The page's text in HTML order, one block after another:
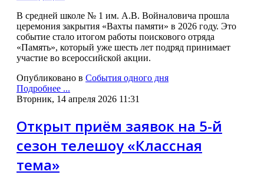
В средней школе № 1 им. А.В. Войналовича прошла
церемония закрытия «Вахты памяти» в 2026 году. Это
событие стало итогом работы поискового отряда
«Память», который уже шесть лет подряд принимает
участие во всероссийской акции.
Опубликовано в События одного дня
Подробнее ...
Вторник, 14 апреля 2026 11:31
Открыт приём заявок на 5-й
сезон телешоу «Классная
тема»